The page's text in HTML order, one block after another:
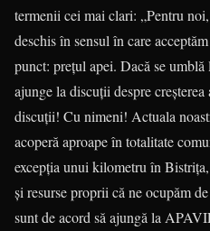
termenii cei mai clari: „Pentru
deschis în sensul în care
punct: prețul apei. Dacă se
ajunge la discuții despre
discuții! Cu nimeni! Actuala
acoperă aproape în totalitate
excepția unui kilometru în
și resurse proprii că ne ocupăm
sunt de acord să ajungă la